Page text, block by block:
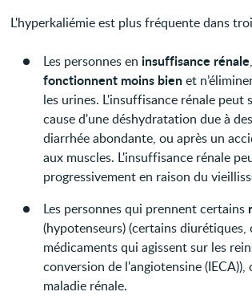
L'hyperkaliémie est plus fréquente dans
Les personnes en insuffisance rénale
fonctionnent moins bienet
les urines. L'insuffisance rénale peut
cause d'une déshydratation due à
diarrhée abondante, ou après un
aux muscles. L'insuffisance rénale
progressivement en raison du
Les personnes qui prennent certains
(hypotenseurs) (certains
médicaments qui agissent sur les
conversion de l'angiotensine
maladie rénale.